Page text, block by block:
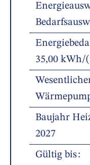
35,00 kWh/
Baujahr
2027
Gültig bis